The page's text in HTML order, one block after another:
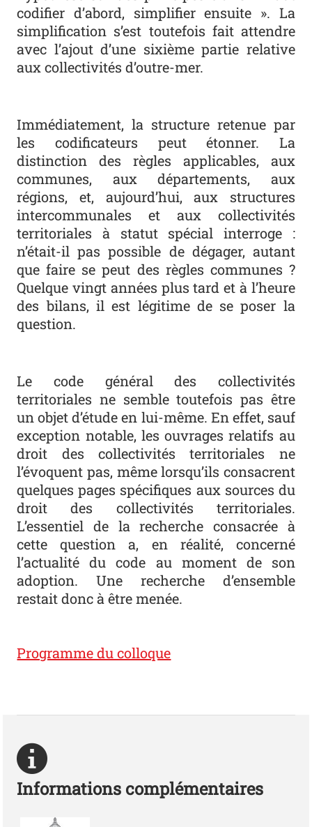
codifier d’abord, simplifier ensuite ». La
simplification s’est toutefois fait attendre
avec l’ajout d’une sixième partie relative
aux collectivités d’outre-mer.
Immédiatement, la structure retenue par
les codificateurs peut étonner. La
distinction des règles applicables, aux
communes, aux départements, aux
régions, et, aujourd’hui, aux structures
intercommunales et aux collectivi­tés
territoriales à statut spécial interroge :
n’était-il pas possible de dégager, autant
que faire se peut des règles communes ?
Quelque vingt années plus tard et à l’heure
des bilans, il est légitime de se poser la
question.
Le code général des collectivités
territoriales ne semble toutefois pas être
un objet d’étude en lui-même. En effet, sauf
exception notable, les ouvrages rela­tifs au
droit des collectivités territoriales ne
l’évoquent pas, même lorsqu’ils consacrent
quelques pages spécifiques aux sources du
droit des collectivités territoriales.
L’essentiel de la recherche consacrée à
cette question a, en réa­lité, concerné
l’actualité du code au moment de son
adoption. Une recherche d’ensemble
restait donc à être menée.
Programme du colloque
Informations complémentaires